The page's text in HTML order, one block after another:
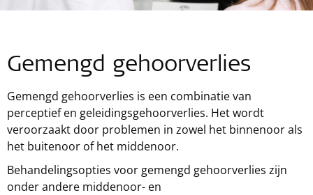
Gemengd gehoorverlies
Gemengd gehoorverlies is een combinatie van
perceptief en geleidingsgehoorverlies. Het wordt
veroorzaakt door problemen in zowel het binnenoor als
het buitenoor of het middenoor.
Behandelingsopties voor gemengd gehoorverlies zijn
onder andere middenoor- en